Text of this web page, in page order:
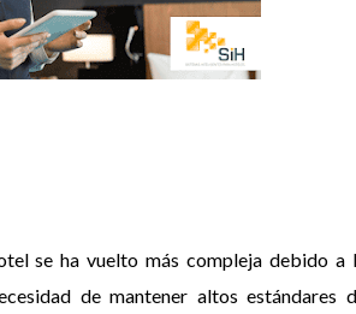
se ha vuelto más compleja debido a
de mantener altos estándares